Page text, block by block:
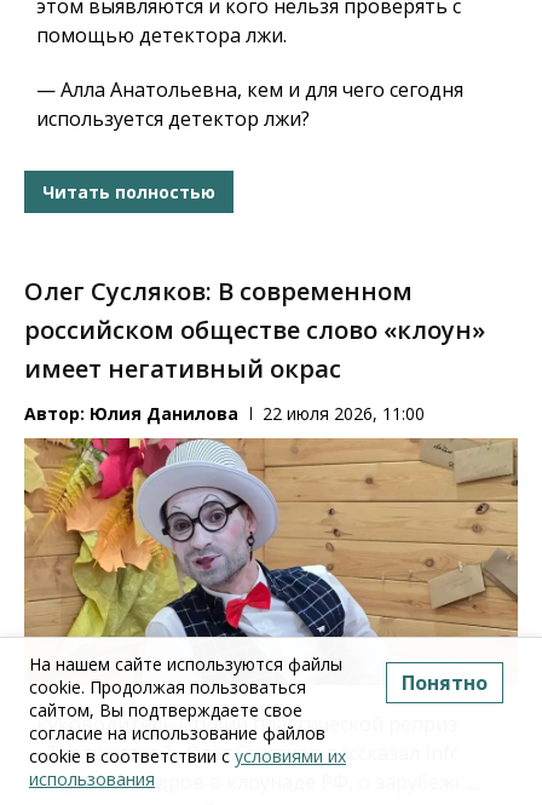
этом выявляются и кого нельзя проверять с
помощью детектора лжи.
— Алла Анатольевна, кем и для чего сегодня
используется детектор лжи?
Читать полностью
Олег Сусляков: В современном
российском обществе слово «клоун»
имеет негативный окрас
Автор: Юлия Данилова 22 июля 2026, 11:00
Руководитель Студии пластической репризы
«Театр усачей» Олег Сусляков рассказал Infopro54
о кризисе кадров в клоунаде РФ, о зарубежных
На нашем сайте используются файлы
cookie. Продолжая пользоваться
сайтом, Вы подтверждаете свое
согласие на использование файлов
cookie в соответствии с условиями их
использования
Понятно